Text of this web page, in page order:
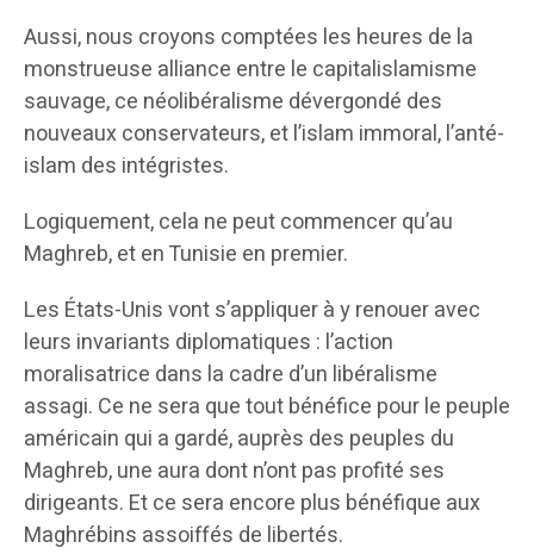
Aussi, nous croyons comptées les heures de la
monstrueuse alliance entre le capitalislamisme
sauvage, ce néolibéralisme dévergondé des
nouveaux conservateurs, et l’islam immoral, l’anté-
islam des intégristes.
Logiquement, cela ne peut commencer qu’au
Maghreb, et en Tunisie en premier.
Les États-Unis vont s’appliquer à y renouer avec
leurs invariants diplomatiques : l’action
moralisatrice dans la cadre d’un libéralisme
assagi. Ce ne sera que tout bénéfice pour le peuple
américain qui a gardé, auprès des peuples du
Maghreb, une aura dont n’ont pas profité ses
dirigeants. Et ce sera encore plus bénéfique aux
Maghrébins assoiffés de libertés.